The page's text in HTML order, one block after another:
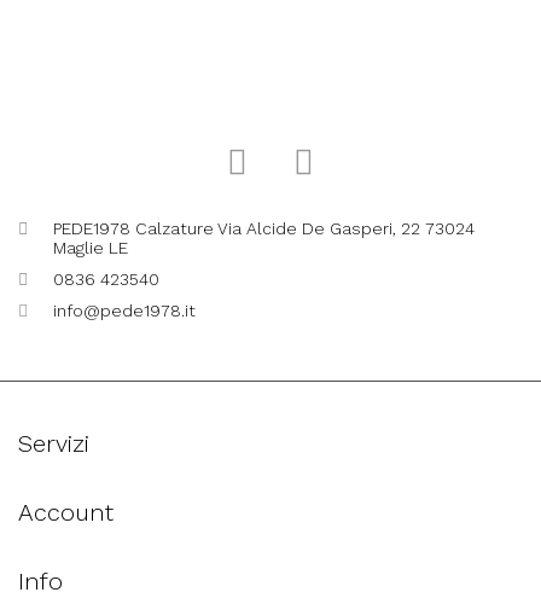
PEDE1978 Calzature Via Alcide De Gasperi, 22 73024
Maglie LE
0836 423540
info@pede1978.it
Servizi
Account
Info